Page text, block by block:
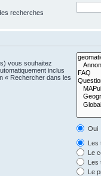
recherches
vous souhaitez
inclus
« Rechercher dans les
Oui
Les
Le
Les
Le